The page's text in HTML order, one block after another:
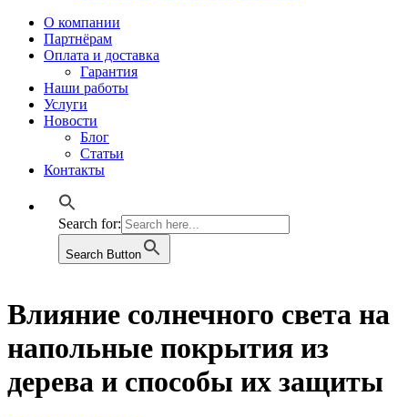
О компании
Партнёрам
Оплата и доставка
Гарантия
Наши работы
Услуги
Новости
Блог
Статьи
Контакты
Search for:
Search Button
Влияние солнечного света на
напольные покрытия из
дерева и способы их защиты